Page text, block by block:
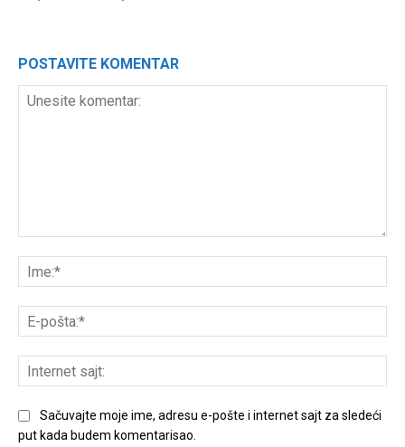
POSTAVITE KOMENTAR
komentar:
Sačuvajte moje ime, adresu e-pošte i internet sajt za sledeći
put kada budem komentarisao.